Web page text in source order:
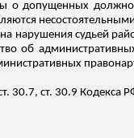
допущенных
нарушения судьей
об
30.7, ст. 30.9